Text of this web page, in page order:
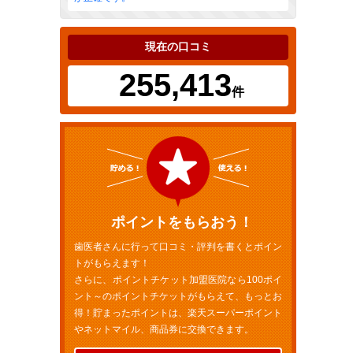
現在の口コミ
255,413件
ポイントをもらおう！
歯医者さんに行って口コミ・評判を書くとポイン
トがもらえます！
さらに、ポイントチケット加盟医院なら100ポイ
ント～のポイントチケットがもらえて、もっとお
得！貯まったポイントは、楽天スーパーポイント
やネットマイル、商品券に交換できます。